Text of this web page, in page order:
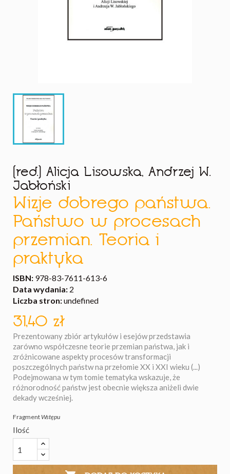
(red.) Alicja Lisowska, Andrzej W.
Jabłoński
Wizje dobrego państwa.
Państwo w procesach
przemian. Teoria i
praktyka
ISBN: 978-83-7611-613-6
Data wydania: 2
Liczba stron:undefined
31,40 zł
Prezentowany zbiór artykułów i esejów przedstawia
zarówno współczesne teorie przemian państwa, jak i
zróżnicowane aspekty procesów transformacji
poszczególnych państw na przełomie XX i XXI wieku (...)
Podejmowana w tym tomie tematyka wskazuje, że
różnorodność państw jest obecnie większa aniżeli dwie
dekady wcześniej.
FragmentWstępu
Ilość